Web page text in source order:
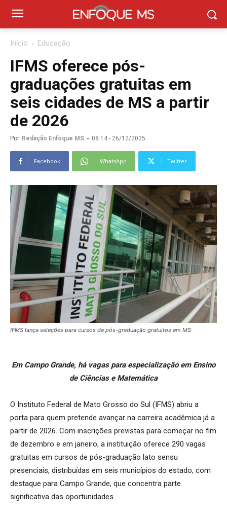
Início Educação
IFMS oferece pós-
graduações gratuitas em
seis cidades de MS a partir
de 2026
Por Redação Enfoque MS - 08:14 - 26/12/2025
Facebook WhatsApp Twitter
IFMS lança seleções para cursos de pós-graduação gratuitos em MS
Em Campo Grande, há vagas para especialização em Ensino
de Ciências e Matemática
O Instituto Federal de Mato Grosso do Sul (IFMS) abriu a
porta para quem pretende avançar na carreira acadêmica já a
partir de 2026. Com inscrições previstas para começar no fim
de dezembro e em janeiro, a instituição oferece 290 vagas
gratuitas em cursos de pós-graduação lato sensu
presenciais, distribuídas em seis municípios do estado, com
destaque para Campo Grande, que concentra parte
significativa das oportunidades.